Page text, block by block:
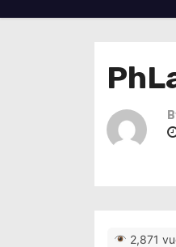
2,871